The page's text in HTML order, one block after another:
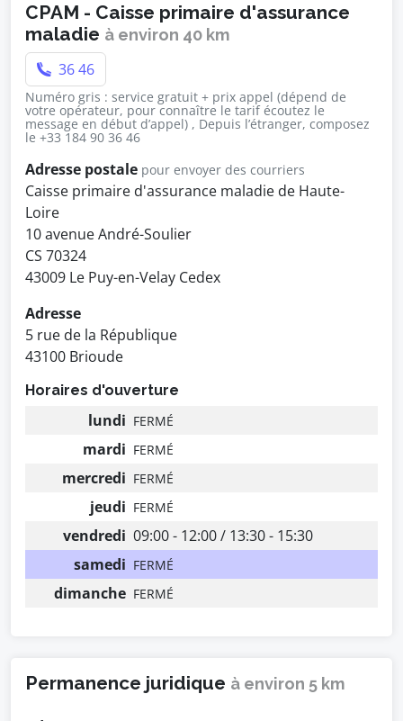
CPAM - Caisse primaire d'assurance
maladie à environ 40 km
36 46
Numéro gris : service gratuit + prix appel (dépend de
votre opérateur, pour connaître le tarif écoutez le
message en début d’appel) , Depuis l’étranger, composez
le +33 184 90 36 46
Adresse postale pour envoyer des courriers
Caisse primaire d'assurance maladie de Haute-
Loire
10 avenue André-Soulier
CS 70324
43009 Le Puy-en-Velay Cedex
Adresse
5 rue de la République
43100 Brioude
Horaires d'ouverture
lundi FERMÉ
mardi FERMÉ
mercredi FERMÉ
jeudi FERMÉ
vendredi 09:00 - 12:00 / 13:30 - 15:30
samedi FERMÉ
dimanche FERMÉ
Permanence juridique à environ 5 km